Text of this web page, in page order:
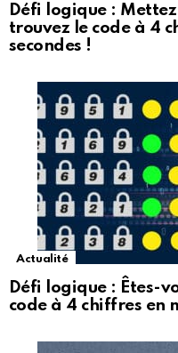
Défi logique :
trouvez le code à 4
secondes !
Actualité
Défi logique : Êtes-
code à 4 chiffres en